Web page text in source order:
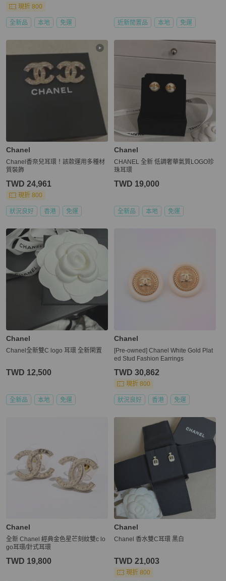
現折 800
全新品 本地 免運 近新閒置品 本地 免運
Chanel
Chanel香奈兒耳環！該款運用多種材
質裝飾
TWD 24,961
現折 800
狀況良好 香港 免運
Chanel
CHANEL 全新 低調奢華氣質LOGO珍
珠耳環
TWD 19,000
全新品 本地 免運
Chanel
Chanel全新雙C logo 耳環 全新閑置
TWD 12,500
全新品 本地 免運
Chanel
[Pre-owned] Chanel White Gold Plat
ed Stud Fashion Earrings
TWD 30,862
現折 800
狀況良好 香港 免運
Chanel
全新 Chanel 經典金色星芒刻紋雙c lo
go耳環/針式耳環
TWD 19,800
Chanel
Chanel 香水雙C耳環 黑白
TWD 21,003
現折 800